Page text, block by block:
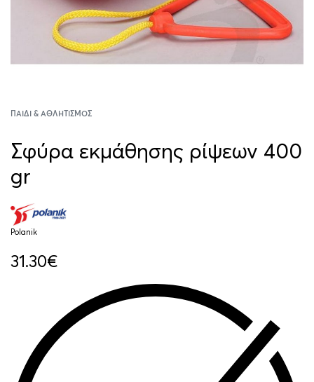
ΠΑΙΔΊ & ΑΘΛΗΤΙΣΜΌΣ
Σφύρα εκμάθησης ρίψεων 400
gr
Polanik
31.30€